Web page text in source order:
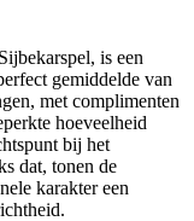
is een
gemiddelde van
met complimenten
hoeveelheid
bij het
dat, tonen de
karakter een